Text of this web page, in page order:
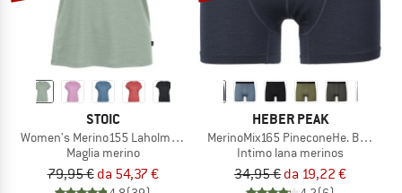
STOIC
Women's Merino155 LaholmSt. Loose Shirt
Maglia merino
79,95 € da 54,37 €
HEBER PEAK
MerinoMix165 PineconeHe. Boxer
Intimo lana merinos
34,95 € da 19,22 €